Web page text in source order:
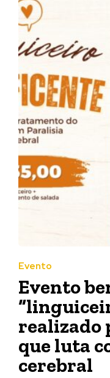
Evento
Evento
realizado
que luta
cerebral